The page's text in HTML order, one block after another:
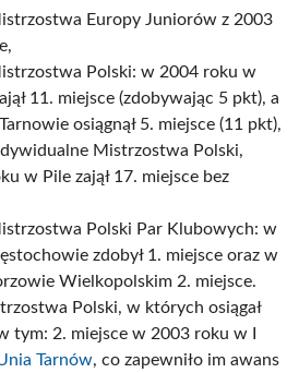
Europy Juniorów z 2003
Polski: w 2004 roku w
11. miejsce (zdobywając 5 pkt), a
osiągnął 5. miejsce (11 pkt),
Mistrzostwa Polski,
w Pile zajął 17. miejsce bez
Polski Par Klubowych: w
zdobył 1. miejsce oraz w
Wielkopolskim 2. miejsce.
Polski, w których osiągał
tym: 2. miejsce w 2003 roku w I
Tarnów, co zapewniło im awans